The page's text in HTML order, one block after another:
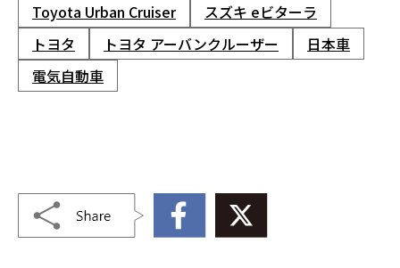
Toyota Urban Cruiser
スズキ eビターラ
トヨタ
トヨタ アーバンクルーザー
日本車
電気自動車